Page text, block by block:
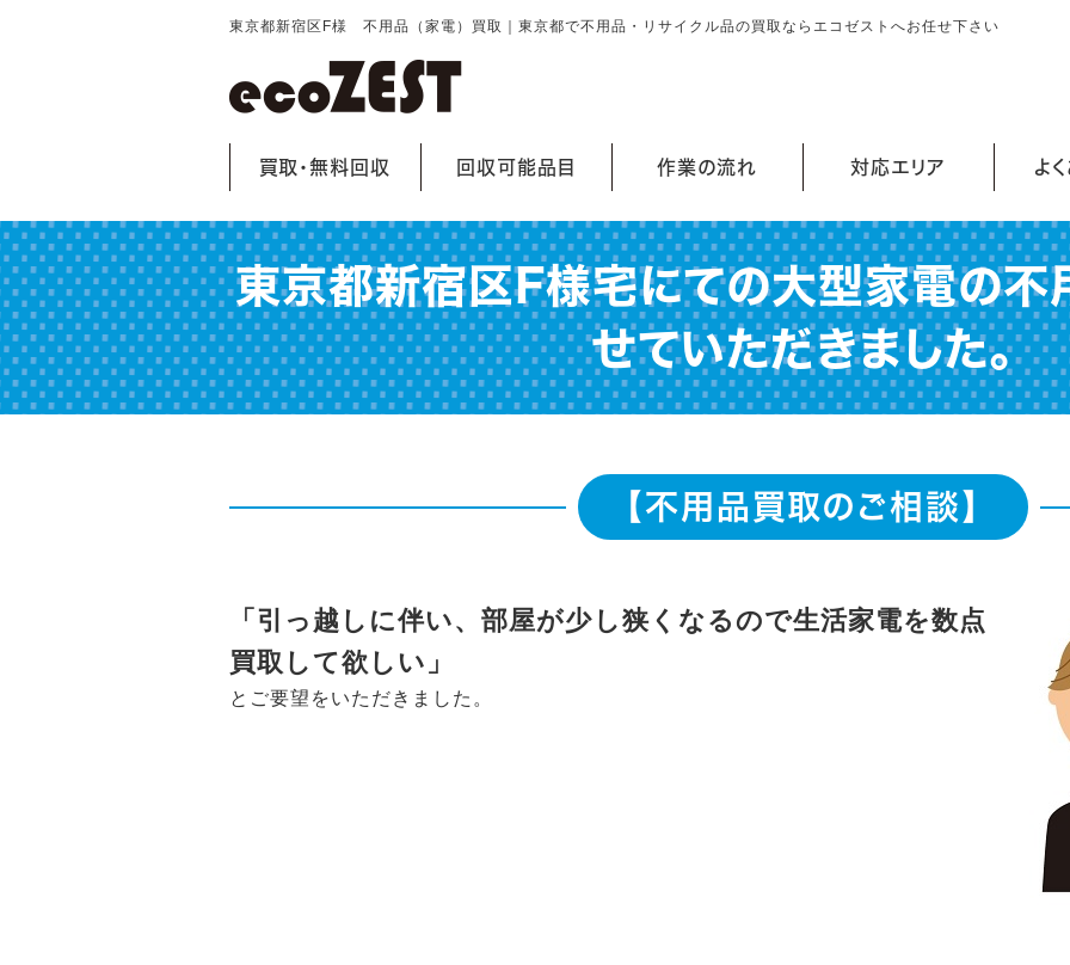
東京都新宿区F様 不用品（家電）買取｜東京都で不用品・リサイクル品の買取ならエコゼストへお任せ下さい
買取・無料回収 回収可能品目 作業の流れ 対応エリア よ
東京都新宿区F様宅にての大型家電の不
せていただきました。
【不用品買取のご相談】
「引っ越しに伴い、部屋が少し狭くなるので生活家電を数点
買取して欲しい」
とご要望をいただきました。